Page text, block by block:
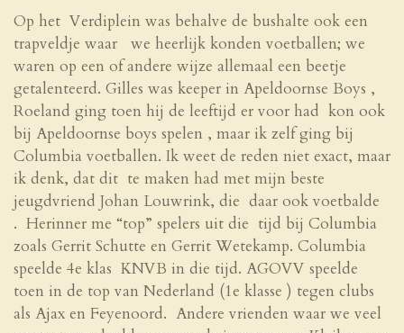
Op het Verdiplein was behalve de bushalte ook een
trapveldje waar we heerlijk konden voetballen; we
waren op een of andere wijze allemaal een beetje
getalenteerd. Gilles was keeper in Apeldoornse Boys ,
Roeland ging toen hij de leeftijd er voor had kon ook
bij Apeldoornse boys spelen , maar ik zelf ging bij
Columbia voetballen. Ik weet de reden niet exact, maar
ik denk, dat dit te maken had met mijn beste
jeugdvriend Johan Louwrink, die daar ook voetbalde
. Herinner me “top” spelers uit die tijd bij Columbia
zoals Gerrit Schutte en Gerrit Wetekamp. Columbia
speelde 4e klas KNVB in die tijd. AGOVV speelde
toen in de top van Nederland (1e klasse ) tegen clubs
als Ajax en Feyenoord. Andere vrienden waar we veel